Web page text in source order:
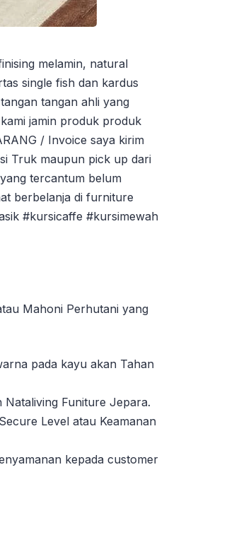
melamin, natural
single fish dan kardus
tangan ahli yang
jamin produk produk
/ Invoice saya kirim
Truk maupun pick up dari
tercantum belum
berbelanja di furniture
#kursicaffe #kursimewah
Mahoni Perhutani yang
pada kayu akan Tahan
Nataliving Funiture Jepara.
Level atau Keamanan
kepada customer